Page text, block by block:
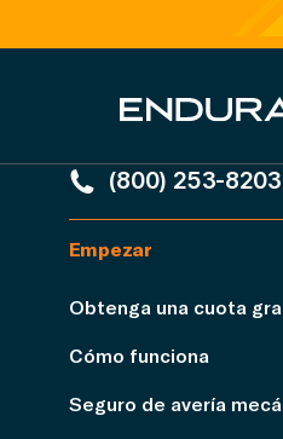
(800) 253-8203
Empezar
Obtenga una cuota
Cómo funciona
Seguro de avería